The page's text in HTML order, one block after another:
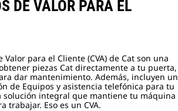
DE VALOR PARA EL
Valor para el Cliente (CVA) de Cat son una
piezas Cat directamente a tu puerta,
dar mantenimiento. Además, incluyen un
de Equipos y asistencia telefónica para tu
solución integral que mantiene tu máquina
trabajar. Eso es un CVA.